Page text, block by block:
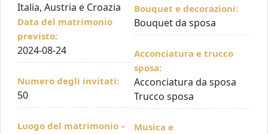
Italia, Austria e Croazia
Data del matrimonio
previsto:
2024-08-24
Numero degli invitati:
50
Luogo del matrimonio –
Bouquet e decorazioni:
Bouquet da sposa
Acconciatura e trucco
sposa:
Acconciatura da sposa
Trucco sposa
Musica e